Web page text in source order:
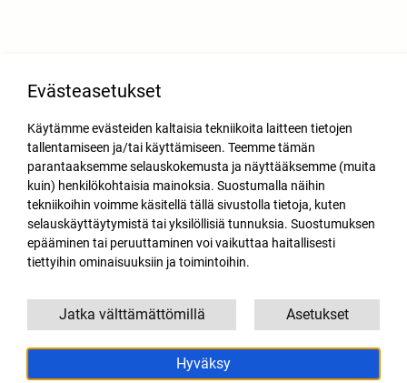
Evästeasetukset
Käytämme evästeiden kaltaisia tekniikoita laitteen tietojen
tallentamiseen ja/tai käyttämiseen. Teemme tämän
parantaaksemme selauskokemusta ja näyttääksemme (muita
kuin) henkilökohtaisia mainoksia. Suostumalla näihin
tekniikoihin voimme käsitellä tällä sivustolla tietoja, kuten
selauskäyttäytymistä tai yksilöllisiä tunnuksia. Suostumuksen
epääminen tai peruuttaminen voi vaikuttaa haitallisesti
tiettyihin ominaisuuksiin ja toimintoihin.
Hyväksy
Asetukset
Jatka välttämättömillä